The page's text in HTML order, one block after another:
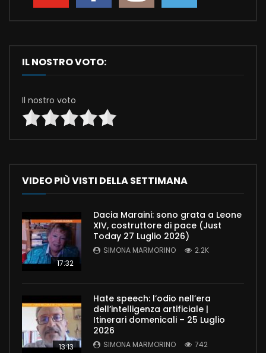
IL NOSTRO VOTO:
Il nostro voto
VIDEO PIÙ VISTI DELLA SETTIMANA
17:32
Dacia Maraini: sono grata a Leone
XIV, costruttore di pace (Just
Today 27 Luglio 2026)
SIMONA MARMORINO 2.2K
13:13
Hate speech: l’odio nell’era
dell’intelligenza artificiale |
Itinerari domenicali – 25 Luglio
2026
SIMONA MARMORINO 742